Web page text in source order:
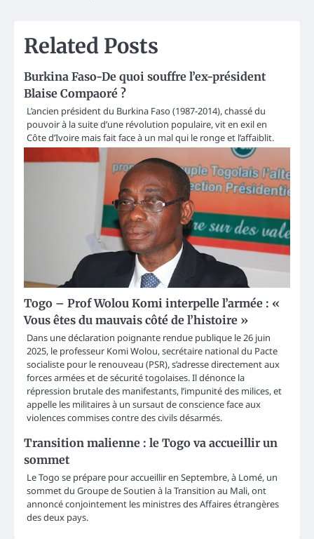
Related Posts
Burkina Faso-De quoi souffre l’ex-président
Blaise Compaoré ?
L’ancien président du Burkina Faso (1987-2014), chassé du
pouvoir à la suite d’une révolution populaire, vit en exil en
Côte d’Ivoire mais fait face à un mal qui le ronge et l’affaiblit.
Togo – Prof Wolou Komi interpelle l’armée : «
Vous êtes du mauvais côté de l’histoire »
Dans une déclaration poignante rendue publique le 26 juin
2025, le professeur Komi Wolou, secrétaire national du Pacte
socialiste pour le renouveau (PSR), s’adresse directement aux
forces armées et de sécurité togolaises. Il dénonce la
répression brutale des manifestants, l’impunité des milices, et
appelle les militaires à un sursaut de conscience face aux
violences commises contre des civils désarmés.
Transition malienne : le Togo va accueillir un
sommet
Le Togo se prépare pour accueillir en Septembre, à Lomé, un
sommet du Groupe de Soutien à la Transition au Mali, ont
annoncé conjointement les ministres des Affaires étrangères
des deux pays.